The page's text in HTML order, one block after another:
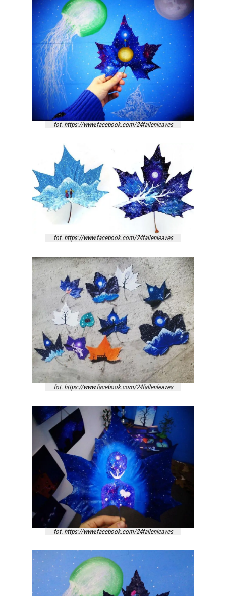
fot. https://www.facebook.com/24fallenleaves
fot. https://www.facebook.com/24fallenleaves
fot. https://www.facebook.com/24fallenleaves
fot. https://www.facebook.com/24fallenleaves